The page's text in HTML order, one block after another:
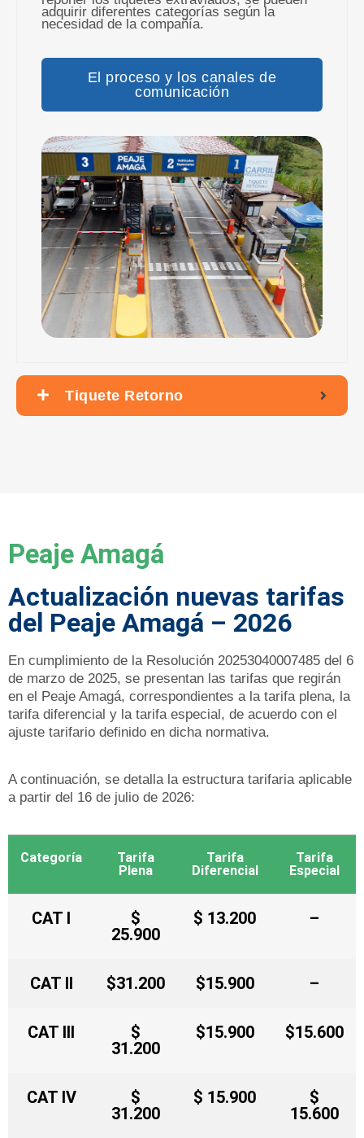
adquirir diferentes categorías según la
necesidad de la compañía.
El proceso y los canales de
comunicación
Tiquete Retorno
Peaje Amagá
Actualización nuevas tarifas
del Peaje Amagá – 2026
En cumplimiento de la Resolución 20253040007485 del 6
de marzo de 2025, se presentan las tarifas que regirán
en el Peaje Amagá, correspondientes a la tarifa plena, la
tarifa diferencial y la tarifa especial, de acuerdo con el
ajuste tarifario definido en dicha normativa.
A continuación, se detalla la estructura tarifaria aplicable
a partir del 16 de julio de 2026:
Categoría
Tarifa
Plena
Tarifa
Diferencial
Tarifa
Especial
CAT I
$
25.900
$ 13.200 –
CAT II $31.200 $15.900 –
CAT III
$
31.200
$15.900 $15.600
CAT IV
$
31.200
$ 15.900
$
15.600